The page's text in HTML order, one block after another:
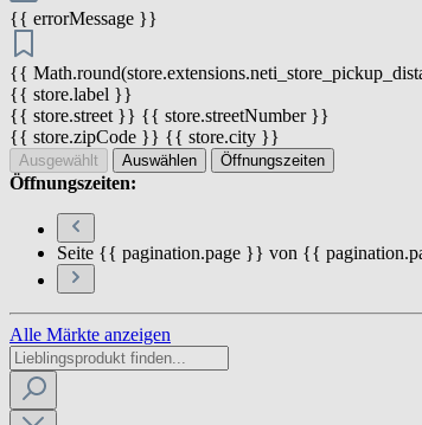
{{ errorMessage }}
{{
{{ store.label }}
{{ store.street }} {{ store.streetNumber }}
{{ store.zipCode }} {{ store.city }}
Ausgewählt Auswählen Öffnungszeiten
Öffnungszeiten:
Seite {{ pagination.page }} von {{
Alle Märkte anzeigen